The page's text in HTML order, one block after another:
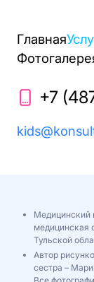
Главная
+7
Медицинский
медицинская
Тульской
Автор
сестра –